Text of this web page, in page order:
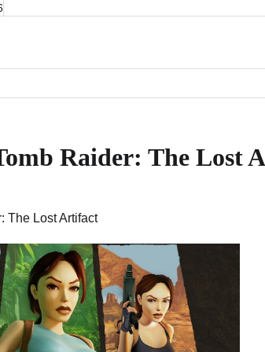
Raider: The Lost
The Lost Artifact